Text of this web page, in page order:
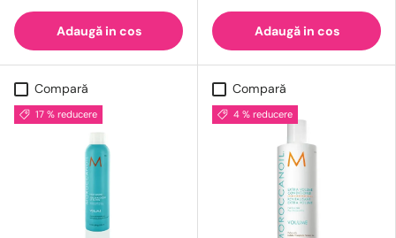
Adaugă in cos Adaugă in cos
Compară
17 % reducere
Compară
4 % reducere